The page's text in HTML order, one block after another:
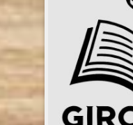
Pino Daniele.
Mascalzone latino
Paolo edizioni,
scomparsa, Pino
intramontabile per
giorni del gennaio
lasciò
seguito ad una